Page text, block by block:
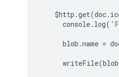
$http .get(doc.
console. log(
blob .name =
writeFile(blob